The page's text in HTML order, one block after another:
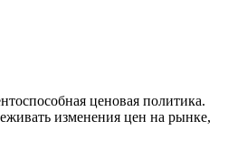
ценовая политика.
изменения цен на рынке,